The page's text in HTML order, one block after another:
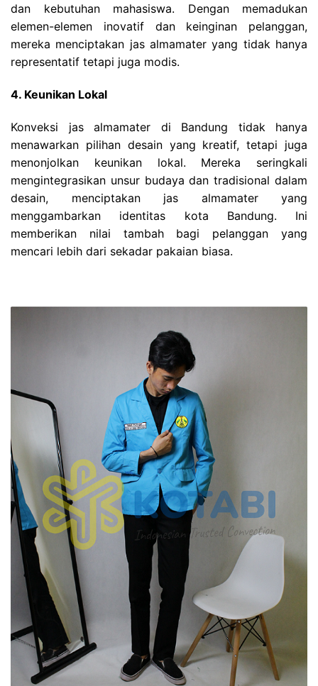
dan kebutuhan mahasiswa. Dengan memadukan
elemen-elemen inovatif dan keinginan pelanggan,
mereka menciptakan jas almamater yang tidak hanya
representatif tetapi juga modis.
4. Keunikan Lokal
Konveksi jas almamater di Bandung tidak hanya
menawarkan pilihan desain yang kreatif, tetapi juga
menonjolkan keunikan lokal. Mereka seringkali
mengintegrasikan unsur budaya dan tradisional dalam
desain, menciptakan jas almamater yang
menggambarkan identitas kota Bandung. Ini
memberikan nilai tambah bagi pelanggan yang
mencari lebih dari sekadar pakaian biasa.